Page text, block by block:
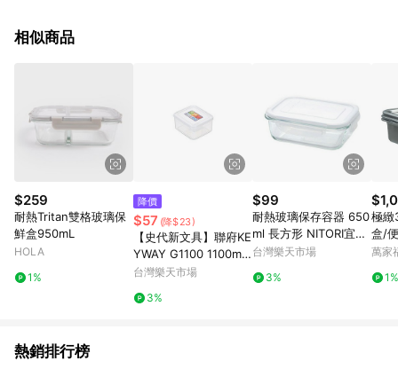
錄，相關問題請於保留時間內聯絡客服中心，並由康達盛通生活
相似商品
$259
耐熱Tritan雙格玻璃保
鮮盒950mL
HOLA
1%
降價
$57 (降$23)
【史代新文具】聯府KE
YWAY G1100 1100ml
巧麗方型密封盒/保鮮
台灣樂天市場
3%
$99
耐熱玻璃保存容器 650
ml 長方形 NITORI宜得
利家居
台灣樂天市場
3%
極緻
盒/
入
萬家
1%
熱銷排行榜